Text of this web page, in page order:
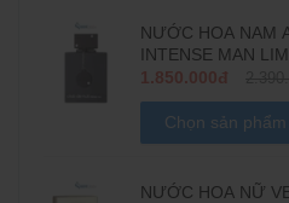
NƯỚC HOA NAM
INTENSE MAN
1.850.000đ
Chọn sản phẩm
NƯỚC HOA NỮ